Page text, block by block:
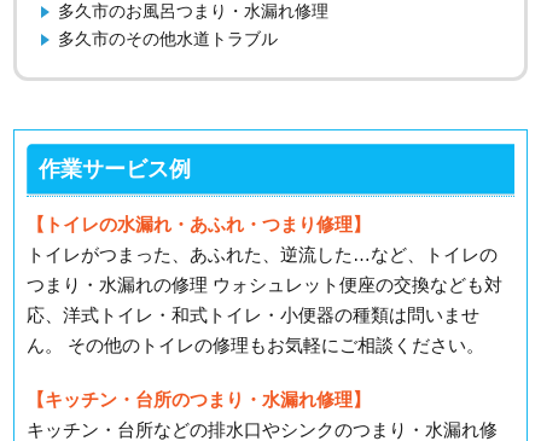
多久市のお風呂つまり・水漏れ修理
多久市のその他水道トラブル
作業サービス例
【トイレの水漏れ・あふれ・つまり修理】
トイレがつまった、あふれた、逆流した…など、トイレの
つまり・水漏れの修理 ウォシュレット便座の交換なども対
応、洋式トイレ・和式トイレ・小便器の種類は問いませ
ん。 その他のトイレの修理もお気軽にご相談ください。
【キッチン・台所のつまり・水漏れ修理】
キッチン・台所などの排水口やシンクのつまり・水漏れ修